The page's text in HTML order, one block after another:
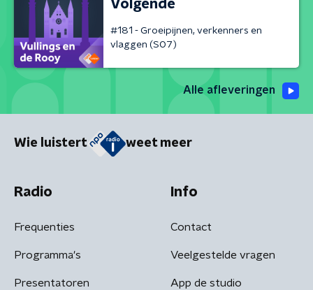
Volgende
#181 - Groeipijnen, verkenners en
vlaggen (S07)
Alle afleveringen
Wie luistert weet meer
Radio
Frequenties
Programma's
Presentatoren
Info
Contact
Veelgestelde vragen
App de studio